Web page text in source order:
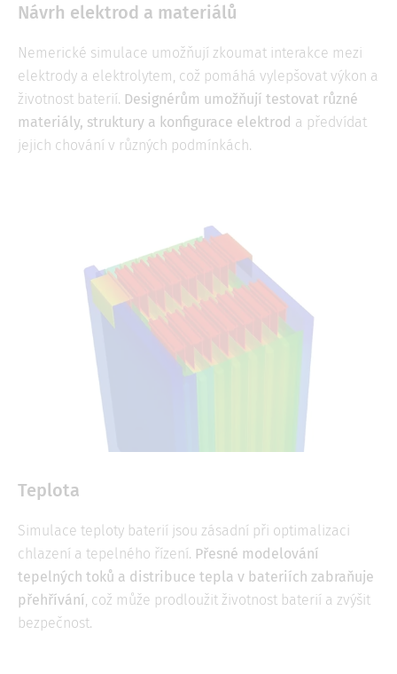
Návrh elektrod a materiálů
Nemerické simulace umožňují zkoumat interakce mezi
elektrody a elektrolytem, což pomáhá vylepšovat výkon a
životnost baterií. Designérům umožňují testovat různé
materiály, struktury a konfigurace elektrod a předvídat
jejich chování v různých podmínkách.
Teplota
Simulace teploty baterií jsou zásadní při optimalizaci
chlazení a tepelného řízení. Přesné modelování
tepelných toků a distribuce tepla v bateriích zabraňuje
přehřívání, což může prodloužit životnost baterií a zvýšit
bezpečnost.